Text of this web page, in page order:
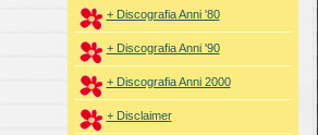
+ Discografia Anni '80
+ Discografia Anni '90
+ Discografia Anni 2000
+ Disclaimer